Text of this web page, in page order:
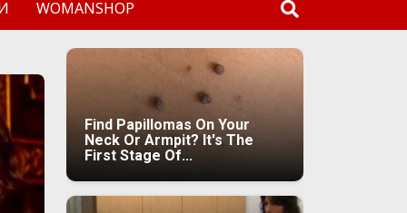
WOMANSHOP
Find Papillomas On Your
Neck Or Armpit? It's The
First Stage Of...